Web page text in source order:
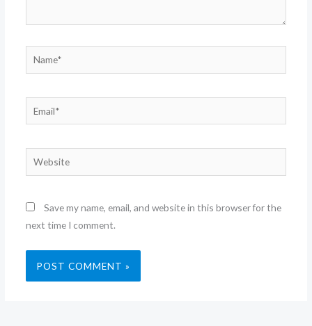
Name*
Email*
Website
Save my name, email, and website in this browser for the
next time I comment.